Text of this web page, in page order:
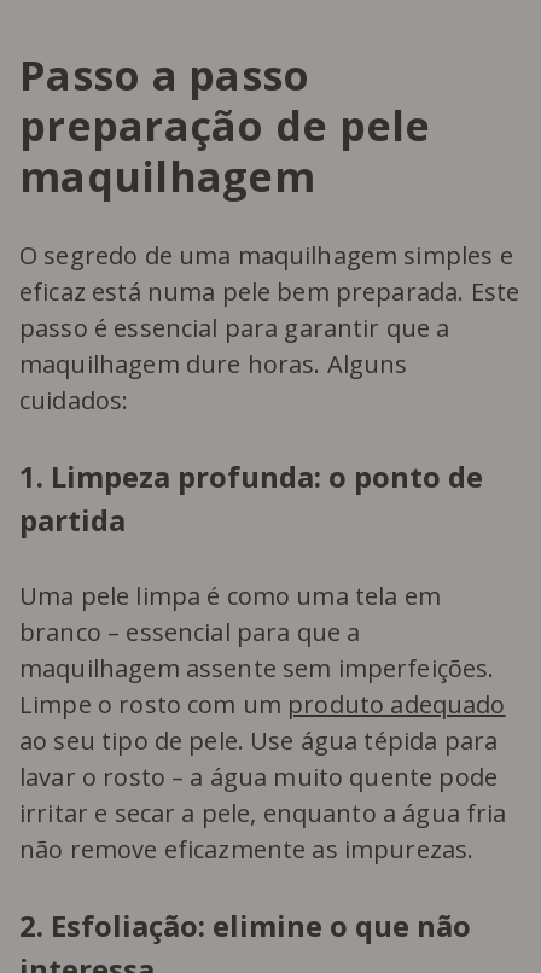
Passo a passo
preparação de pele
maquilhagem
O segredo de uma maquilhagem simples e
eficaz está numa pele bem preparada. Este
passo é essencial para garantir que a
maquilhagem dure horas. Alguns
cuidados:
1. Limpeza profunda: o ponto de
partida
Uma pele limpa é como uma tela em
branco – essencial para que a
maquilhagem assente sem imperfeições.
Limpe o rosto com um produto adequado
ao seu tipo de pele. Use água tépida para
lavar o rosto – a água muito quente pode
irritar e secar a pele, enquanto a água fria
não remove eficazmente as impurezas.
2. Esfoliação: elimine o que não